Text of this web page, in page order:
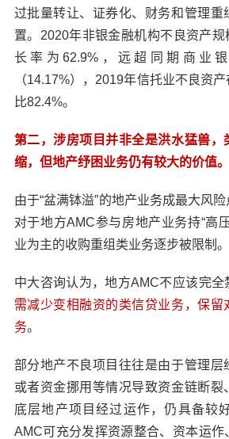
过批量转让、证券化、财务和管理重
置。2020年非银金融机构不良资产
长率为62.9%，远超同期商业
（14.17%），2019年信托业不良资
比82.4%。
第二，涉房项目并非全是洪水猛兽，
缩，但地产纾困业务仍有较大的价值。
由于“盆满钵溢”的地产业务成最大风
对于地方AMC参与房地产业务持“高
业为主的收购重组类业务逐步被限制。
中大咨询认为，地方AMC不应该完全
需减少变相融资的类信贷业务，保留
务。
部分地产不良项目往往是由于管理层
或者资金挪用等情况导致资金链断裂
底层地产项目经过运作，仍具备较
AMC可充分发挥资源整合、资本运作